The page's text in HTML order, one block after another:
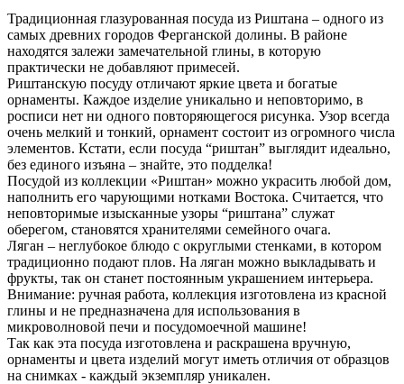
Традиционная глазурованная посуда из Риштана – одного из
самых древних городов Ферганской долины. В районе
находятся залежи замечательной глины, в которую
практически не добавляют примесей.
Риштанскую посуду отличают яркие цвета и богатые
орнаменты. Каждое изделие уникально и неповторимо, в
росписи нет ни одного повторяющегося рисунка. Узор всегда
очень мелкий и тонкий, орнамент состоит из огромного числа
элементов. Кстати, если посуда “риштан” выглядит идеально,
без единого изъяна – знайте, это подделка!
Посудой из коллекции «Риштан» можно украсить любой дом,
наполнить его чарующими нотками Востока. Считается, что
неповторимые изысканные узоры “риштана” служат
оберегом, становятся хранителями семейного очага.
Ляган – неглубокое блюдо с округлыми стенками, в котором
традиционно подают плов. На ляган можно выкладывать и
фрукты, так он станет постоянным украшением интерьера.
Внимание: ручная работа, коллекция изготовлена из красной
глины и не предназначена для использования в
микроволновой печи и посудомоечной машине!
Так как эта посуда изготовлена и раскрашена вручную,
орнаменты и цвета изделий могут иметь отличия от образцов
на снимках - каждый экземпляр уникален.